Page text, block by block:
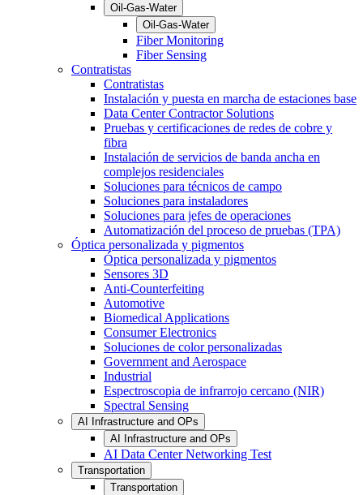
Oil-Gas-Water
Oil-Gas-Water
Fiber Monitoring
Fiber Sensing
Contratistas
Contratistas
Instalación y puesta en marcha de estaciones base
Data Center Contractor Solutions
Pruebas y certificaciones de redes de cobre y
fibra
Instalación de servicios de banda ancha en
complejos residenciales
Soluciones para técnicos de campo
Soluciones para instaladores
Soluciones para jefes de operaciones
Automatización del proceso de pruebas (TPA)
Óptica personalizada y pigmentos
Óptica personalizada y pigmentos
Sensores 3D
Anti-Counterfeiting
Automotive
Biomedical Applications
Consumer Electronics
Soluciones de color personalizadas
Government and Aerospace
Industrial
Espectroscopia de infrarrojo cercano (NIR)
Spectral Sensing
AI Infrastructure and OPs
AI Infrastructure and OPs
AI Data Center Networking Test
Transportation
Transportation